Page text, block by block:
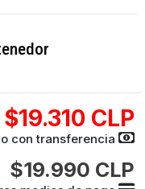
$19.310 CLP
con transferencia
$19.990 CLP